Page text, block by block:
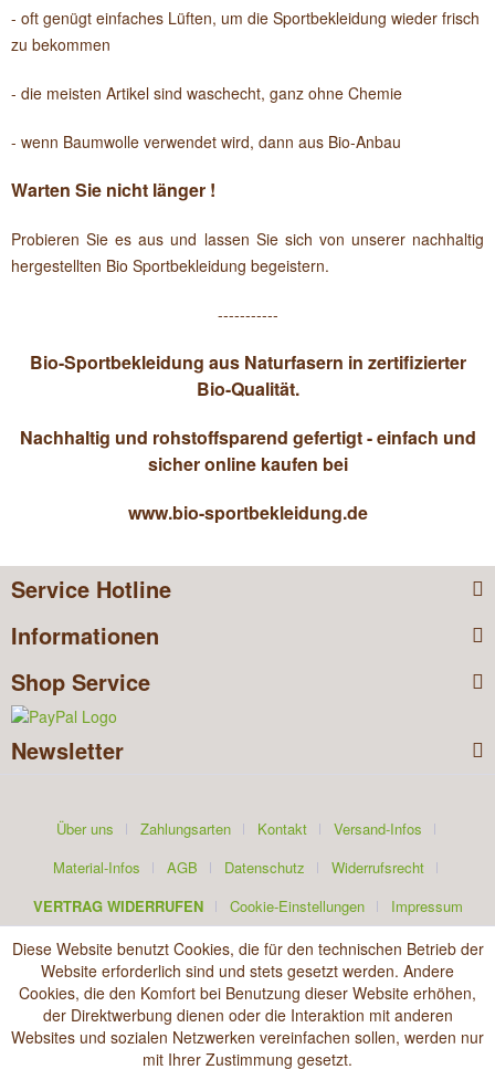
- oft genügt einfaches Lüften, um die Sportbekleidung wieder frisch
zu bekommen
- die meisten Artikel sind waschecht, ganz ohne Chemie
- wenn Baumwolle verwendet wird, dann aus Bio-Anbau
Warten Sie nicht länger !
Probieren Sie es aus und lassen Sie sich von unserer nachhaltig
hergestellten Bio Sportbekleidung begeistern.
-----------
Bio-Sportbekleidung aus Naturfasern in zertifizierter
Bio-Qualität.
Nachhaltig und rohstoffsparend gefertigt - einfach und
sicher online kaufen bei
www.bio-sportbekleidung.de
Service Hotline
Informationen
Shop Service
Newsletter
Über uns Zahlungsarten Kontakt
Versand-Infos
Material-Infos
AGB Datenschutz
Widerrufsrecht
VERTRAG WIDERRUFEN
Cookie-Einstellungen Impressum
Diese Website benutzt Cookies, die für den technischen Betrieb der
Website erforderlich sind und stets gesetzt werden. Andere
Cookies, die den Komfort bei Benutzung dieser Website erhöhen,
der Direktwerbung dienen oder die Interaktion mit anderen
Websites und sozialen Netzwerken vereinfachen sollen, werden nur
mit Ihrer Zustimmung gesetzt.